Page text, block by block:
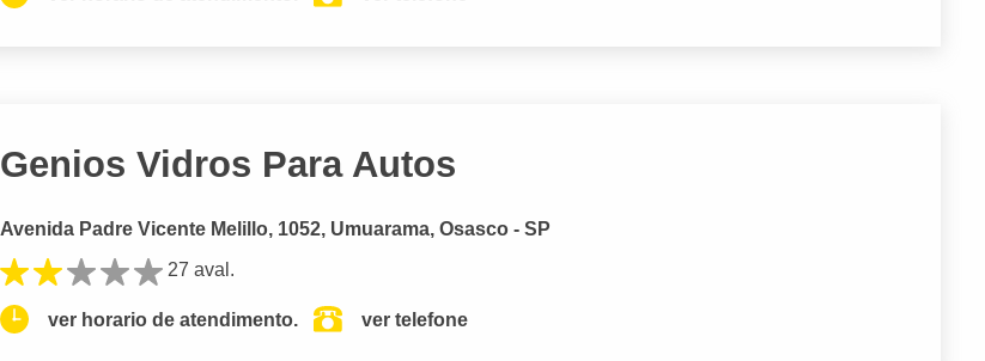
Genios Vidros Para Autos
Avenida Padre Vicente Melillo, 1052, Umuarama, Osasco - SP
27 aval.
ver horario de atendimento. ver telefone